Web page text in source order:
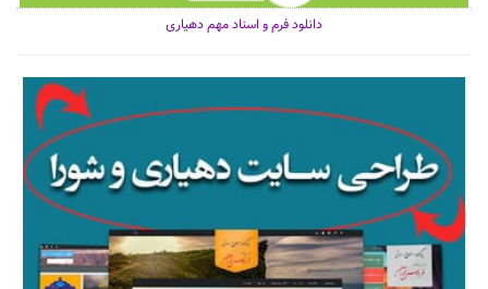
دانلود فرم و اسناد مهم دهیاری